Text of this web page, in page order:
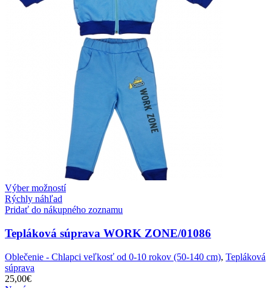
Výber možností
Rýchly náhľad
Pridať do nákupného zoznamu
Tepláková súprava WORK ZONE/01086
Oblečenie - Chlapci veľkosť od 0-10 rokov (50-140 cm), Tepláková
súprava
25,00€